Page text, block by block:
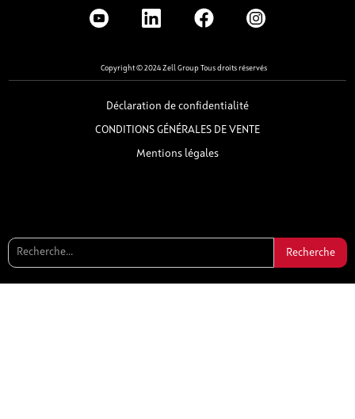
Copyright © 2024 Zell Group Tous droits réservés
Déclaration de confidentialité
CONDITIONS GÉNÉRALES DE VENTE
Mentions légales